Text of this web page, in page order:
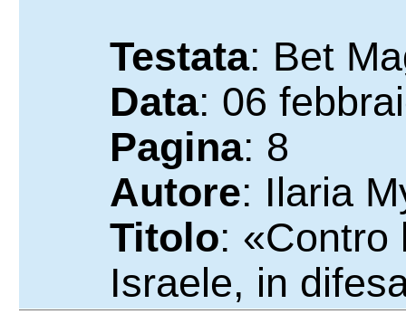
Testata: Bet
Data: 06
Pagina: 8
Autore: Ilaria
Titolo: «Contro
Israele, in